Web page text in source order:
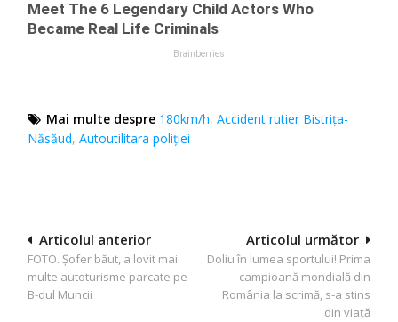
Mai multe despre 180km/h,Accident rutier Bistrița-
Năsăud,Autoutilitara poliției
Navigare
în
articole
Articolul următor
Doliu în lumea sportului! Prima
campioană mondială din
România la scrimă, s-a stins
din viață
Articolul anterior
FOTO. Șofer băut, a lovit mai
multe autoturisme parcate pe
B-dul Muncii